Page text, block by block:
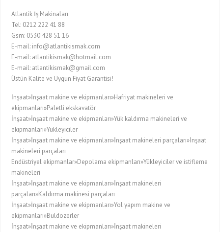
Atlantik İş Makinaları
Tel: 0212 222 41 88
Gsm: 0530 428 51 16
E-mail: info@atlantikismak.com
E-mail: atlantikismak@hotmail.com
E-mail: atlantikismak@gmail.com
Üstün Kalite ve Uygun Fiyat Garantisi!
İnşaat»İnşaat makine ve ekipmanları»Hafriyat makineleri ve
ekipmanları»Paletli ekskavatör
İnşaat»İnşaat makine ve ekipmanları»Yük kaldırma makineleri ve
ekipmanları»Yükleyiciler
İnşaat»İnşaat makine ve ekipmanları»İnşaat makineleri parçaları»İnşaat
makineleri parçaları
Endüstriyel ekipmanlar»Depolama ekipmanları»Yükleyiciler ve istifleme
makineleri
İnşaat»İnşaat makine ve ekipmanları»İnşaat makineleri
parçaları»Kaldırma makinesi parçaları
İnşaat»İnşaat makine ve ekipmanları»Yol yapım makine ve
ekipmanları»Buldozerler
İnşaat»İnşaat makine ve ekipmanları»İnşaat makineleri